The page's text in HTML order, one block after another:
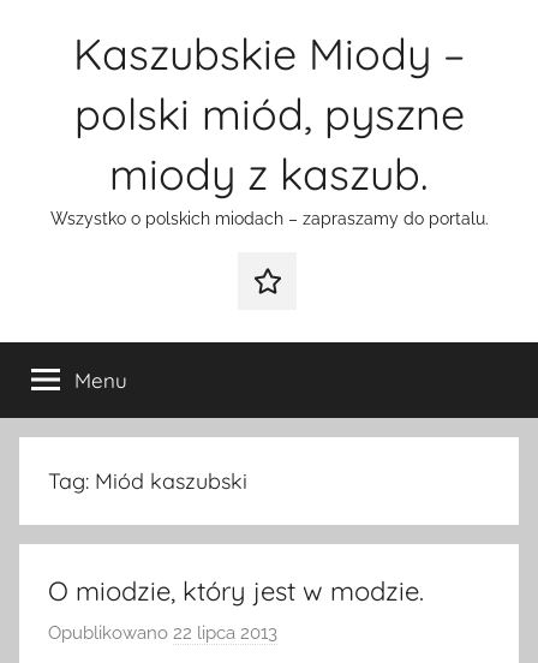
Kaszubskie Miody –
polski miód, pyszne
miody z kaszub.
Wszystko o polskich miodach – zapraszamy do portalu.
Galeria
Menu
Tag: Miód kaszubski
O miodzie, który jest w modzie.
Opublikowano 22 lipca 2013